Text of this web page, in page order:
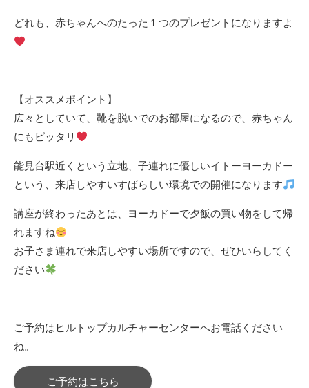
どれも、赤ちゃんへのたった１つのプレゼントになりますよ
【オススメポイント】
広々としていて、靴を脱いでのお部屋になるので、赤ちゃん
にもピッタリ
能見台駅近くという立地、子連れに優しいイトーヨーカドー
という、来店しやすいすばらしい環境での開催になります
講座が終わったあとは、ヨーカドーで夕飯の買い物をして帰
れますね
お子さま連れで来店しやすい場所ですので、ぜひいらしてく
ださい
ご予約はヒルトップカルチャーセンターへお電話ください
ね。
ご予約はこちら